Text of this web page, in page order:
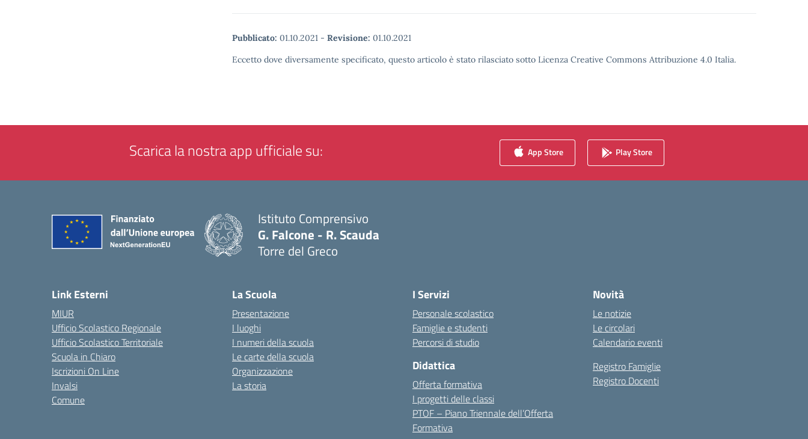
Pubblicato: 01.10.2021 - Revisione: 01.10.2021
Eccetto dove diversamente specificato, questo articolo è stato rilasciato sotto Licenza Creative Commons Attribuzione 4.0 Italia.
Scarica la nostra app ufficiale su: App Store Play Store
Istituto Comprensivo
G. Falcone - R. Scauda
Torre del Greco
Link Esterni
MIUR
Ufficio Scolastico Regionale
Ufficio Scolastico Territoriale
Scuola in Chiaro
Iscrizioni On Line
Invalsi
Comune
La Scuola
Presentazione
I luoghi
I numeri della scuola
Le carte della scuola
Organizzazione
La storia
I Servizi
Personale scolastico
Famiglie e studenti
Percorsi di studio
Didattica
Offerta formativa
I progetti delle classi
PTOF – Piano Triennale dell’Offerta
Formativa
Novità
Le notizie
Le circolari
Calendario eventi
Registro Famiglie
Registro Docenti